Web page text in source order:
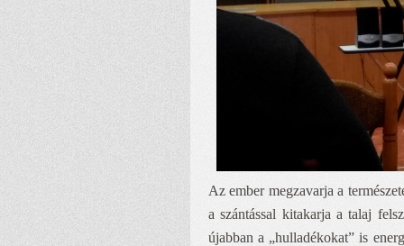
Az ember megzavarja a
a szántással kitakarja a talaj
újabban a „hulladékokat” is